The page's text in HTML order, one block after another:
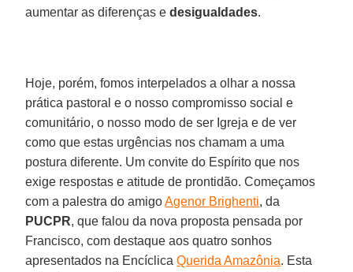
aumentar as diferenças edesigualdades.
Hoje, porém, fomos interpelados a olhar a nossa
prática pastoral e o nosso compromisso social e
comunitário, o nosso modo de ser Igreja e de ver
como que estas urgências nos chamam a uma
postura diferente. Um convite do Espírito que nos
exige respostas e atitude de prontidão. Começamos
com a palestra do amigoAgenor Brighenti, da
PUCPR, que falou da nova proposta pensada por
Francisco, com destaque aos quatro sonhos
apresentados na EncíclicaQuerida Amazônia. Esta